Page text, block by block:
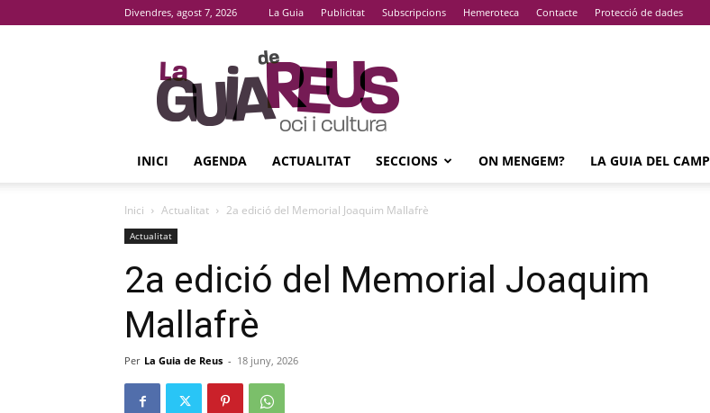
Divendres, agost 7, 2026 La Guia Publicitat Subscripcions Hemeroteca Contacte Protecció de dades
La
Guia
De
Reus
INICI AGENDA ACTUALITAT SECCIONS ON MENGEM? LA GUIA DEL CAMP
Inici Actualitat 2a edició del Memorial Joaquim Mallafrè
Actualitat
2a edició del Memorial Joaquim
Mallafrè
Per La Guia de Reus - 18 juny, 2026